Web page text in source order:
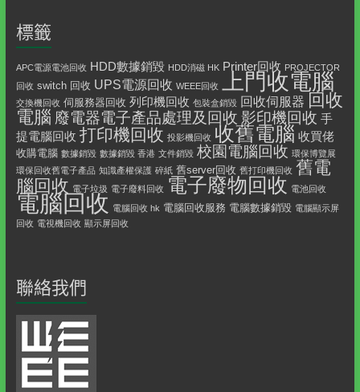
標籤
APC電源電池回收 HDD數據銷毀 HDD消磁 HK Printer回收 PROJECTOR
回收 switch 回收 UPS電源回收 WEEE回收 上門收電腦
交換機回收 伺服務器回收 列印機回收 包裝盒銷毀 回收伺服器 回收
電腦 廢電器電子產品處理及回收 影印機回收 手
提電腦回收 打印機回收 投影機回收 收舊電腦 收買佬
收購電腦 數據銷毀 數據銷毀 香港 文件銷毀 校園電腦回收 環保博覽展
環保回收舊電子產品 知識產權保護 碎紙 舊server回收 舊打印機回收 舊電
腦回收 電子垃圾 電子廢料回收 電子廢物回收 電池回收
電腦回收 電腦回收 hk 電腦回收服務 電腦數據銷毀 電腦顯示屏
回收 電視機回收 顯示屏回收
聯絡我們